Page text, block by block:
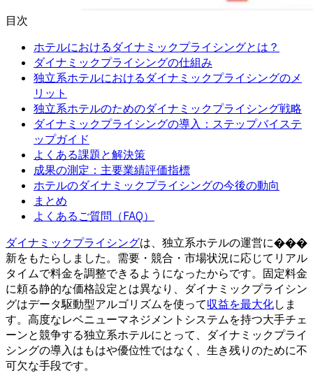
目次
ホテルにおけるダイナミックプライシングとは？
ダイナミックプライシングの仕組み
独立系ホテルにおけるダイナミックプライシングのメ
リット
独立系ホテルのためのダイナミックプライシング戦略
ダイナミックプライシングの導入：ステップバイステ
ップガイド
よくある課題と解決策
成果の測定：主要業績評価指標
ホテルのダイナミックプライシングの今後の動向
まとめ
よくあるご質問（FAQ）
ダイナミックプライシングは、独立系ホテルの運営に���
新をもたらしました。需要・競合・市場状況に応じてリアル
タイムで料金を調整できるようになったからです。固定料金
に頼る静的な価格設定とは異なり、ダイナミックプライシン
グはデータ駆動型アルゴリズムを使って収益を最大化しま
す。高度なレベニューマネジメントシステムを持つ大手チェ
ーンと競争する独立系ホテルにとって、ダイナミックプライ
シングの導入はもはや優位性ではなく、生き残りのために不
可欠な手段です。